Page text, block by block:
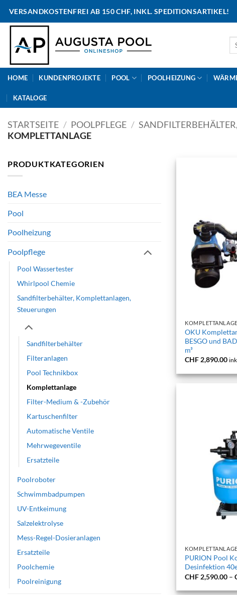
VERSANDKOSTENFREI AB 150 CHF, INKL. SPEDITIONSARTIKEL!
HOME KUNDENPROJEKTE POOL POOLHEIZUNG
KATALOGE
STARTSEITE / POOLPFLEGE /
KOMPLETTANLAGE
PRODUKTKATEGORIEN
BEA Messe
Pool
Poolheizung
Poolpflege
Pool Wassertester
Whirlpool Chemie
Sandfilterbehälter, Komplettanlagen,
Steuerungen
Sandfilterbehälter
Filteranlagen
Pool Technikbox
Komplettanlage
Filter-Medium & -Zubehör
Kartuschenfilter
Automatische Ventile
Mehrwegeventile
Ersatzteile
Poolroboter
Schwimmbadpumpen
UV-Entkeimung
Salzelektrolyse
Mess-Regel-Dosieranlagen
Ersatzteile
Poolchemie
Poolreinigung
KOMPLETTANLAGE
OKU
BESGO und
m³
CHF2,890.00
KOMPLETTANLAGE
PURION Pool
Desinfektion
CHF 2,590.00 –